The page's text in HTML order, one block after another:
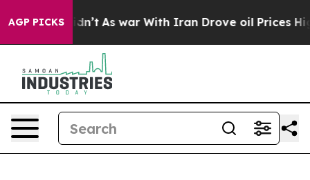
AGP PICKS
it Didn’t As war With Iran Drove oil Prices